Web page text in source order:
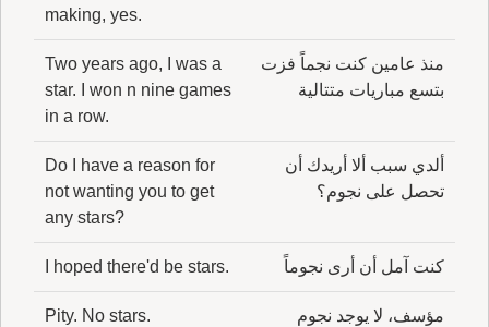
making, yes.
منذ عامين كنت نجماً فزت
بتسع مباريات متتالية
Two years ago, I was a
star. I won n nine games
in a row.
ألدي سبب ألا أريدك أن
تحصل على نجوم؟
Do I have a reason for
not wanting you to get
any stars?
كنت آمل أن أرى نجوماً I hoped there'd be stars.
مؤسف، لا يوجد نجوم Pity. No stars.